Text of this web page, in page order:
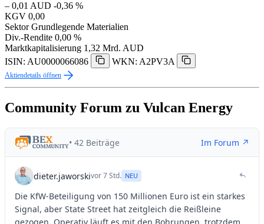
– 0,01 AUD -0,36 %
KGV 0,00
Sektor Grundlegende Materialien
Div.-Rendite 0,00 %
Marktkapitalisierung 1,32 Mrd. AUD
ISIN: AU0000066086
WKN: A2PV3A
Aktiendetails öffnen
Community Forum zu Vulcan Energy